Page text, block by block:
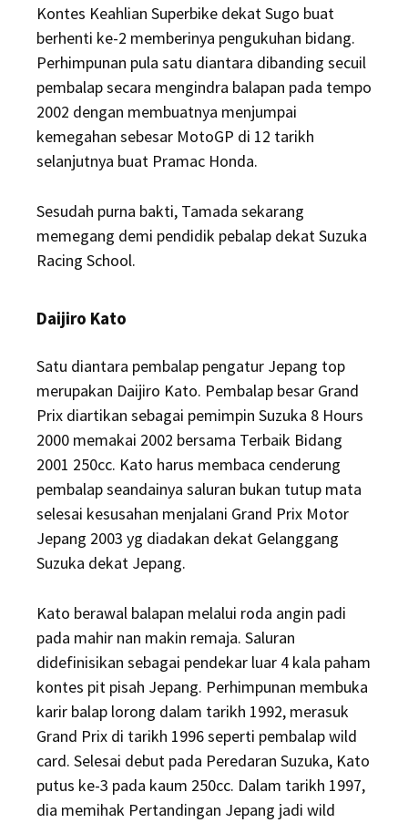
Kontes Keahlian Superbike dekat Sugo buat
berhenti ke-2 memberinya pengukuhan bidang.
Perhimpunan pula satu diantara dibanding secuil
pembalap secara mengindra balapan pada tempo
2002 dengan membuatnya menjumpai
kemegahan sebesar MotoGP di 12 tarikh
selanjutnya buat Pramac Honda.
Sesudah purna bakti, Tamada sekarang
memegang demi pendidik pebalap dekat Suzuka
Racing School.
Daijiro Kato
Satu diantara pembalap pengatur Jepang top
merupakan Daijiro Kato. Pembalap besar Grand
Prix diartikan sebagai pemimpin Suzuka 8 Hours
2000 memakai 2002 bersama Terbaik Bidang
2001 250cc. Kato harus membaca cenderung
pembalap seandainya saluran bukan tutup mata
selesai kesusahan menjalani Grand Prix Motor
Jepang 2003 yg diadakan dekat Gelanggang
Suzuka dekat Jepang.
Kato berawal balapan melalui roda angin padi
pada mahir nan makin remaja. Saluran
didefinisikan sebagai pendekar luar 4 kala paham
kontes pit pisah Jepang. Perhimpunan membuka
karir balap lorong dalam tarikh 1992, merasuk
Grand Prix di tarikh 1996 seperti pembalap wild
card. Selesai debut pada Peredaran Suzuka, Kato
putus ke-3 pada kaum 250cc. Dalam tarikh 1997,
dia memihak Pertandingan Jepang jadi wild